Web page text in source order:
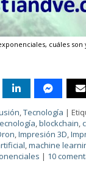
cuáles
,Tecnología |
,blockchain,
,Impresión 3D,
,machine
| 10